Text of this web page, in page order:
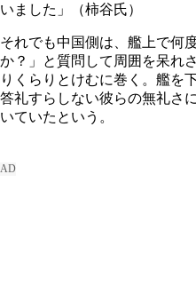
いました」（柿谷氏）
それでも中国側は、艦上で何
か？」と質問して周囲を呆れ
りくらりとけむに巻く。艦を
答礼すらしない彼らの無礼さ
いていたという。